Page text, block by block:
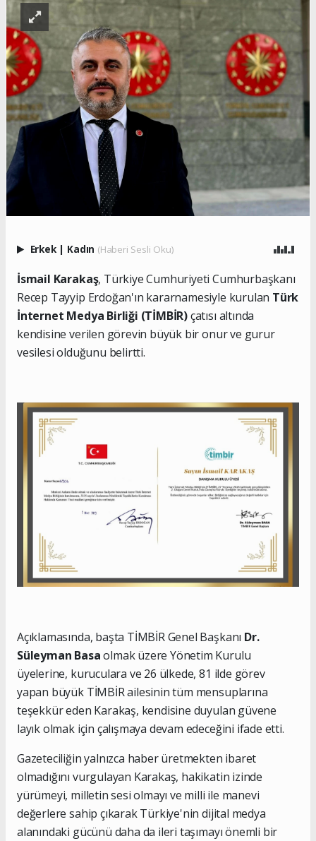
Erkek | Kadın (Haberi Sesli Oku)
İsmail Karakaş, Türkiye Cumhuriyeti Cumhurbaşkanı
Recep Tayyip Erdoğan'ın kararnamesiyle kurulan Türk
İnternet Medya Birliği (TİMBİR)çatısı altında
kendisine verilen görevin büyük bir onur ve gurur
vesilesi olduğunu belirtti.
Açıklamasında, başta TİMBİR Genel Başkanı Dr.
Süleyman Basaolmak üzere Yönetim Kurulu
üyelerine, kuruculara ve 26 ülkede, 81 ilde görev
yapan büyük TİMBİR ailesinin tüm mensuplarına
teşekkür eden Karakaş, kendisine duyulan güvene
layık olmak için çalışmaya devam edeceğini ifade etti.
Gazeteciliğin yalnızca haber üretmekten ibaret
olmadığını vurgulayan Karakaş, hakikatin izinde
yürümeyi, milletin sesi olmayı ve milli ile manevi
değerlere sahip çıkarak Türkiye'nin dijital medya
alanındaki gücünü daha da ileri taşımayı önemli bir